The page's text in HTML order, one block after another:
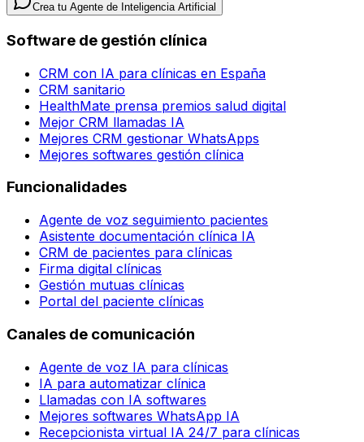
Crea tu Agente de Inteligencia Artificial
Software de gestión clínica
CRM con IA para clínicas en España
CRM sanitario
HealthMate prensa premios salud digital
Mejor CRM llamadas IA
Mejores CRM gestionar WhatsApps
Mejores softwares gestión clínica
Funcionalidades
Agente de voz seguimiento pacientes
Asistente documentación clínica IA
CRM de pacientes para clínicas
Firma digital clínicas
Gestión mutuas clínicas
Portal del paciente clínicas
Canales de comunicación
Agente de voz IA para clínicas
IA para automatizar clínica
Llamadas con IA softwares
Mejores softwares WhatsApp IA
Recepcionista virtual IA 24/7 para clínicas